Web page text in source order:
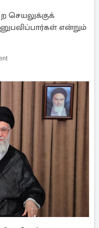
செயலுக்குக்
என்றும்